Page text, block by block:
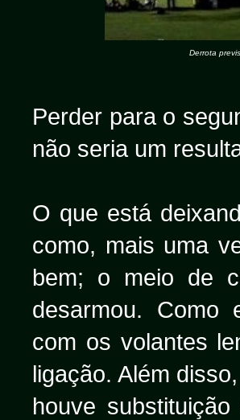
Derrota
Perder para o
não seria um
O que está
como, mais uma
bem; o meio de
desarmou. Como
com os volantes
ligação. Além
houve